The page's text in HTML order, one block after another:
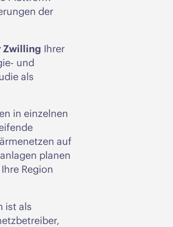
der
Zwilling Ihrer
und
als
in einzelnen
auf
planen
Region
ist als